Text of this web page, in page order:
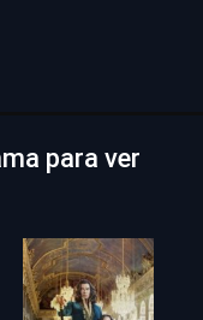
para ver